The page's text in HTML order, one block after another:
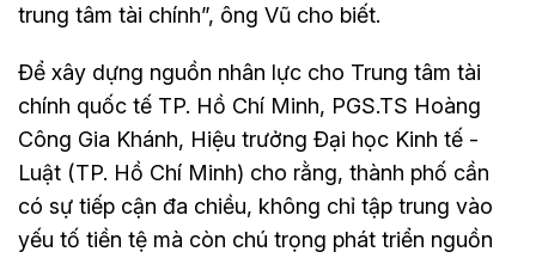
trung tâm tài chính”, ông Vũ cho biết.
Để xây dựng nguồn nhân lực cho Trung tâm tài
chính quốc tế TP. Hồ Chí Minh, PGS.TS Hoàng
Công Gia Khánh, Hiệu trưởng Đại học Kinh tế -
Luật (TP. Hồ Chí Minh) cho rằng, thành phố cần
có sự tiếp cận đa chiều, không chỉ tập trung vào
yếu tố tiền tệ mà còn chú trọng phát triển nguồn